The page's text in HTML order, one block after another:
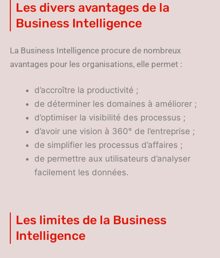
Les divers avantages de la
Business Intelligence
La Business Intelligence procure de nombreux
avantages pour les organisations, elle permet :
d’accroître la productivité ;
de déterminer les domaines à améliorer ;
d’optimiser la visibilité des processus ;
d’avoir une vision à 360° de l’entreprise ;
de simplifier les processus d’affaires ;
de permettre aux utilisateurs d’analyser
facilement les données.
Les limites de la Business
Intelligence